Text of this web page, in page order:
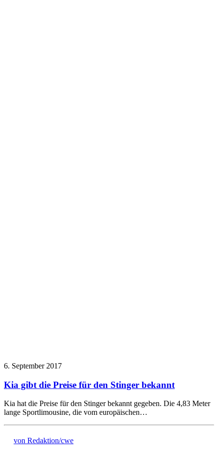
6. September 2017
Kia gibt die Preise für den Stinger bekannt
Kia hat die Preise für den Stinger bekannt gegeben. Die 4,83 Meter
lange Sportlimousine, die vom europäischen…
von Redaktion/cwe